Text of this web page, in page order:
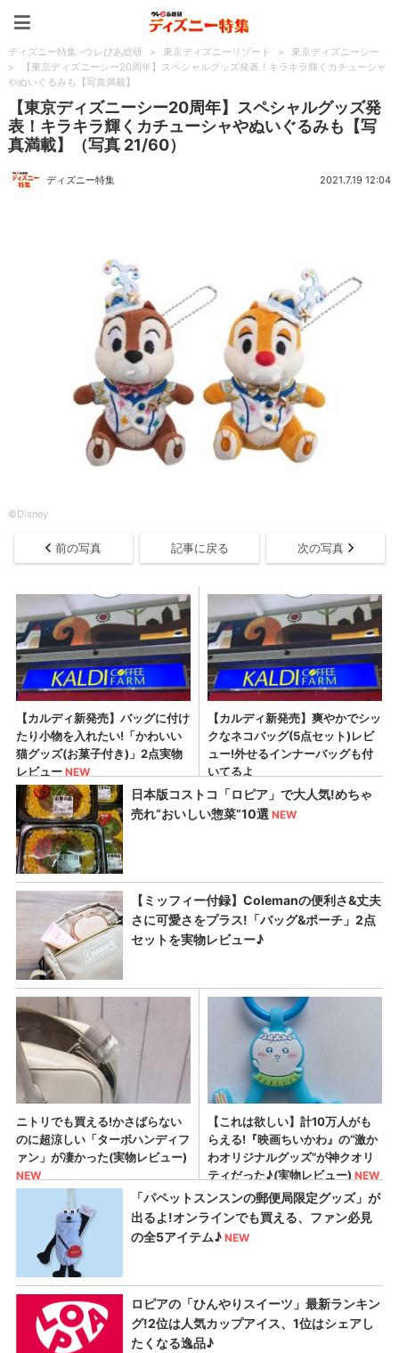
ディズニー特集 -ウレぴあ総研 > 東京ディズニーリゾート >
東京ディズニーシー
>
【東京ディズニーシー20周年】スペシャルグッズ発表！キラキラ輝くカチューシャ
やぬいぐるみも【写真満載】
【東京ディズニーシー20周年】スペシャルグッズ発
表！キラキラ輝くカチューシャやぬいぐるみも【写
真満載】（写真 21/60）
ディズニー特集 2021.7.19 12:04
©︎Disney
前の写真 記事に戻る 次の写真